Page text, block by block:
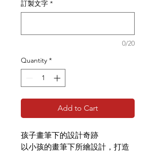
訂製文字 *
0/20
Quantity *
Add to Cart
孩子畫筆下的設計奇跡
以小孩的畫筆下所繪設計，打造